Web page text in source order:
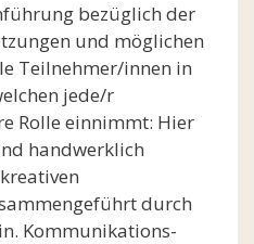
bezüglich der
und möglichen
Teilnehmer/innen in
jede/r
Rolle einnimmt: Hier
handwerklich
durch
Kommunikations-